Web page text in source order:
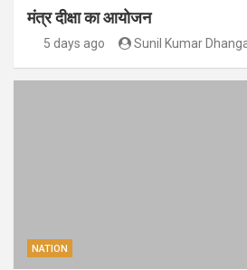
मंत्र दीक्षा का आयोजन
5 days ago Sunil Kumar
NATION